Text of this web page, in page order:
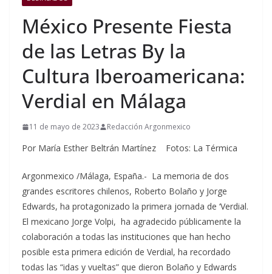
México Presente Fiesta
de las Letras By la
Cultura Iberoamericana:
Verdial en Málaga
11 de mayo de 2023 Redacción Argonmexico
Por María Esther Beltrán Martínez Fotos: La Térmica
Argonmexico /Málaga, España.- La memoria de dos
grandes escritores chilenos, Roberto Bolaño y Jorge
Edwards, ha protagonizado la primera jornada de ‘Verdial.
El mexicano Jorge Volpi, ha agradecido públicamente la
colaboración a todas las instituciones que han hecho
posible esta primera edición de Verdial, ha recordado
todas las “idas y vueltas” que dieron Bolaño y Edwards